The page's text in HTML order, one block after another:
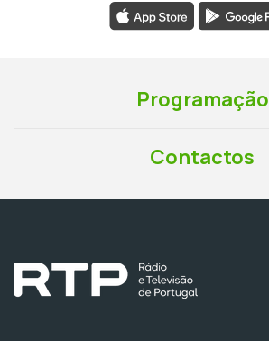
Programação
Contactos